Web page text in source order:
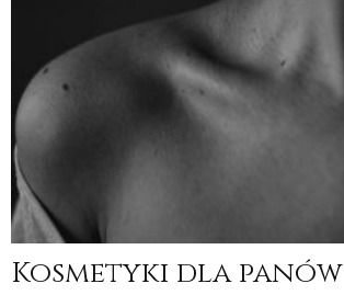
Kosmetyki dla panów